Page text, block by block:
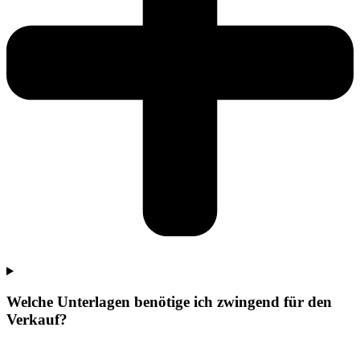
Welche Unterlagen benötige ich zwingend für den
Verkauf?